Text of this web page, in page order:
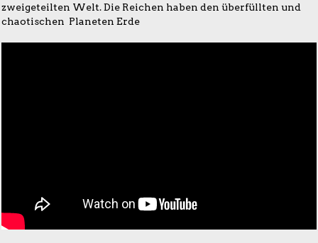
zweigeteilten Welt. Die Reichen haben den überfüllten und
chaotischen Planeten Erde